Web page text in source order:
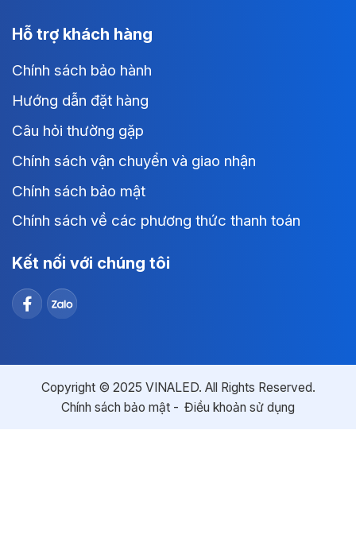
Hỗ trợ khách hàng
Chính sách bảo hành
Hướng dẫn đặt hàng
Câu hỏi thường gặp
Chính sách vận chuyển và giao nhận
Chính sách bảo mật
Chính sách về các phương thức thanh toán
Kết nối với chúng tôi
Copyright © 2025 VINALED. All Rights Reserved.
Chính sách bảo mật
Điều khoản sử dụng